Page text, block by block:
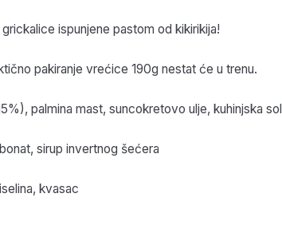
ispunjene pastom od kikirikija!
pakiranje vrećice 190g nestat će u trenu.
palmina mast, suncokretovo ulje, kuhinjska sol
sirup invertnog šećera
kvasac